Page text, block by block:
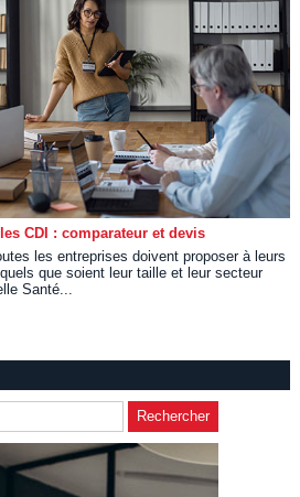
CDI : comparateur et devis
les entreprises doivent proposer à leurs
que soient leur taille et leur secteur
Santé...